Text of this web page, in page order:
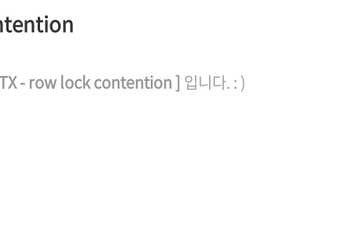
- row lock contention] 입니다. : )